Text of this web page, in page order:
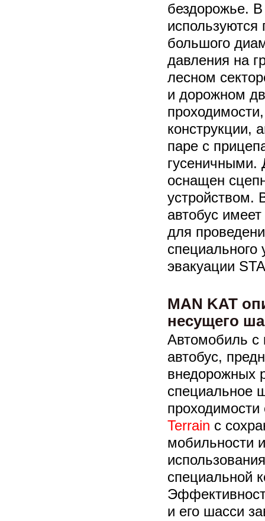
бездорожье. В
используются
большого
давления на
лесном
и дорожном
конструкции,
паре с
гусеничными.
оснащен
устройством.
автобус
для
специального
эвакуации
MAN KAT
несущего
Автомобиль с
автобус,
внедорожных
специальное
Terrain с
мобильности
специальной
и его шасси